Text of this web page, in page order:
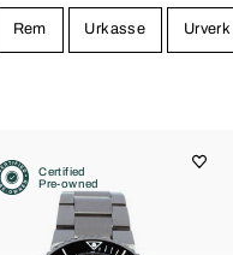
Rem Urkasse
Certified
Pre-owned